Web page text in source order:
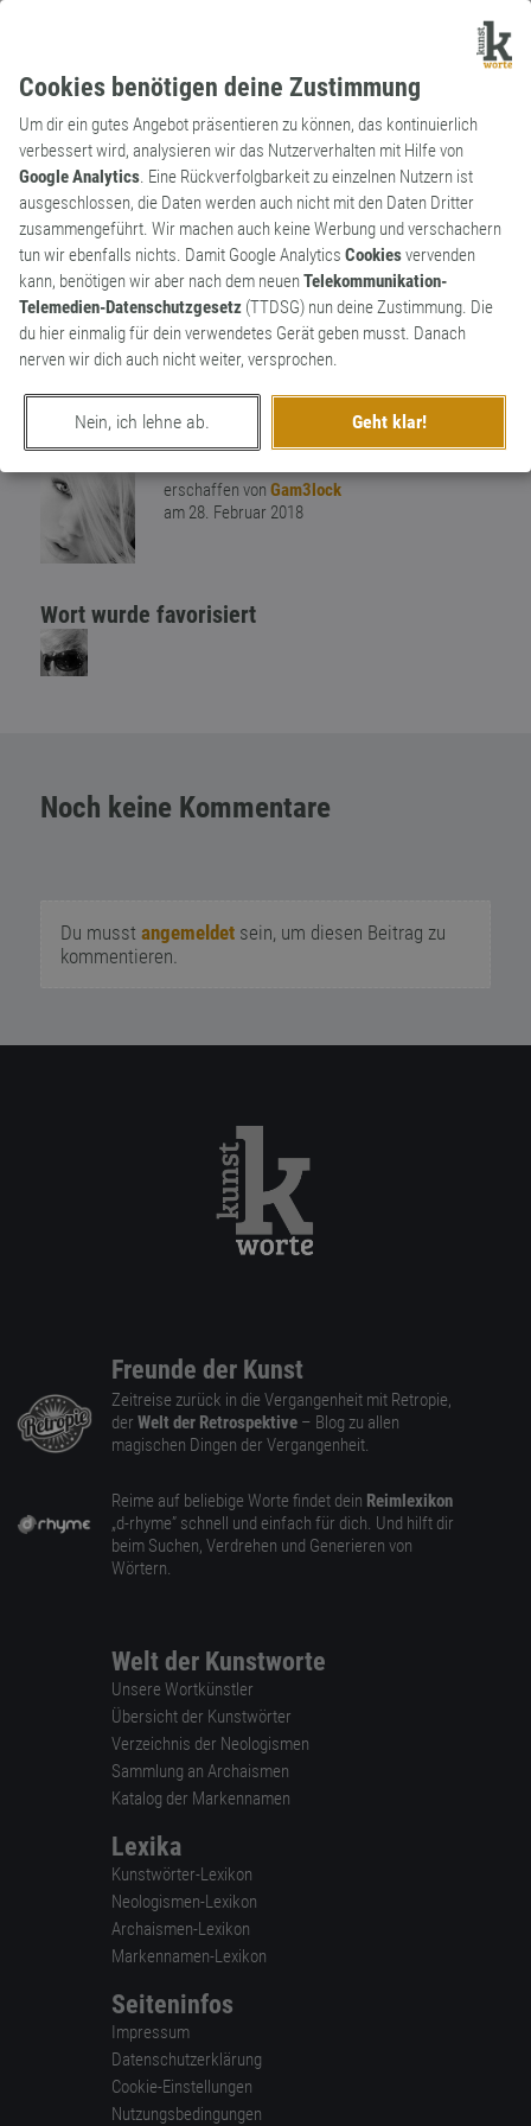
Cookies benötigen deine Zustimmung
Um dir ein gutes Angebot präsentieren zu können, das kontinuierlich
verbessert wird, analysieren wir das Nutzerverhalten mit Hilfe von
Google Analytics. Eine Rückverfolgbarkeit zu einzelnen Nutzern ist
ausgeschlossen, die Daten werden auch nicht mit den Daten Dritter
zusammengeführt. Wir machen auch keine Werbung und verschachern
tun wir ebenfalls nichts. Damit Google Analytics Cookiesvervenden
kann, benötigen wir aber nach dem neuenTelekommunikation-
Telemedien-Datenschutzgesetz (TTDSG) nun deine Zustimmung. Die
du hier einmalig für dein verwendetes Gerät geben musst. Danach
nerven wir dich auch nicht weiter, versprochen.
Nein, ich lehne ab. Geht klar!
Kunstwort
Substantiv
Grillkommenskultur
Bereitschaft einer Gesellschaft, noch
Unwissenden die Lehre des Weber
näherzubringen, und zu zeigen, wie man
bleibt hier! Willkommen in der Grill-Nation.
erschaffen von Gam3lock
am 28. Februar 2018
Wort wurde favorisiert
Noch keine Kommentare
Du musst angemeldetsein, um diesen Beitrag zu
kommentieren.
Freunde der Kunst
Zeitreise zurück in die Vergangenheit mit Retropie,
der Welt der Retrospektive – Blog zu allen
magischen Dingen der Vergangenheit.
Reime auf beliebige Worte findet dein Reimlexikon
„d-rhyme” schnell und einfach für dich. Und hilft dir
beim Suchen, Verdrehen und Generieren von
Wörtern.
Welt der Kunstworte
Unsere Wortkünstler
Übersicht der Kunstwörter
Verzeichnis der Neologismen
Sammlung an Archaismen
Katalog der Markennamen
Lexika
Kunstwörter-Lexikon
Neologismen-Lexikon
Archaismen-Lexikon
Markennamen-Lexikon
Seiteninfos
Impressum
Datenschutzerklärung
Cookie-Einstellungen
Nutzungsbedingungen